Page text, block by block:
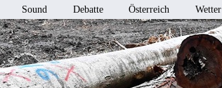
Sound Debatte Österreich Wetter